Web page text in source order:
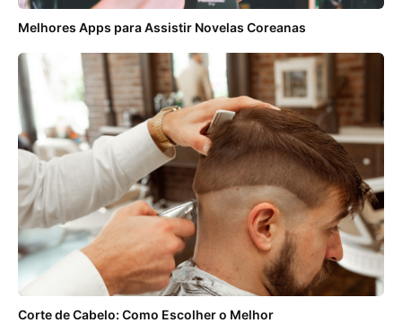
Melhores Apps para Assistir Novelas Coreanas
Corte de Cabelo: Como Escolher o Melhor